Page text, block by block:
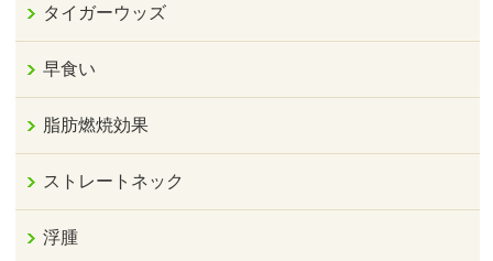
タイガーウッズ
早食い
脂肪燃焼効果
ストレートネック
浮腫